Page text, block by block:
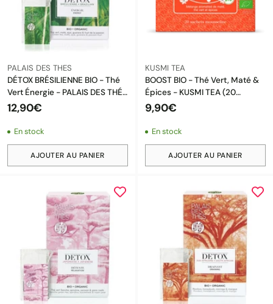
PALAIS DES THES
DÉTOX BRÉSILIENNE BIO - Thé
Vert Énergie - PALAIS DES THÉS
- 20 Mousselines
12,90€
En stock
AJOUTER AU PANIER
Quantité
KUSMI TEA
BOOST BIO - Thé Vert, Maté &
Épices - KUSMI TEA (20
SACHETS)
9,90€
En stock
AJOUTER AU PANIER
Quantité